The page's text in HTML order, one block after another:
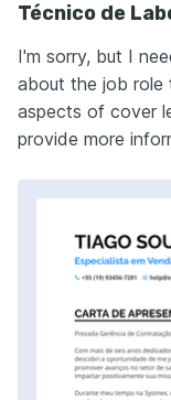
Técnico de
I'm sorry, but I
about the job role
aspects of cover
provide more